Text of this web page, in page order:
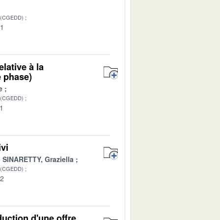
à la
phase)
SINARETTY, Graziella